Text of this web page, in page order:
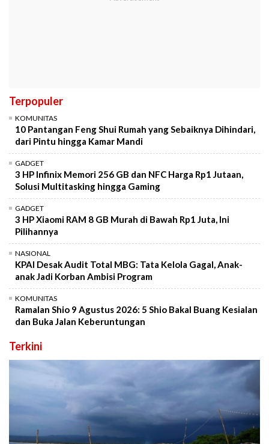
Terpopuler
KOMUNITAS
10 Pantangan Feng Shui Rumah yang Sebaiknya Dihindari,
dari Pintu hingga Kamar Mandi
GADGET
3 HP Infinix Memori 256 GB dan NFC Harga Rp1 Jutaan,
Solusi Multitasking hingga Gaming
GADGET
3 HP Xiaomi RAM 8 GB Murah di Bawah Rp1 Juta, Ini
Pilihannya
NASIONAL
KPAI Desak Audit Total MBG: Tata Kelola Gagal, Anak-
anak Jadi Korban Ambisi Program
KOMUNITAS
Ramalan Shio 9 Agustus 2026: 5 Shio Bakal Buang Kesialan
dan Buka Jalan Keberuntungan
Terkini